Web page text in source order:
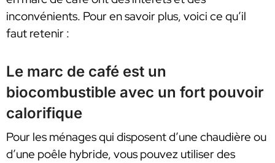
inconvénients. Pour en savoir plus, voici ce qu’il
faut retenir :
Le marc de café est un
biocombustible avec un fort pouvoir
calorifique
Pour les ménages qui disposent d’une chaudière ou
d’une poêle hybride, vous pouvez utiliser des